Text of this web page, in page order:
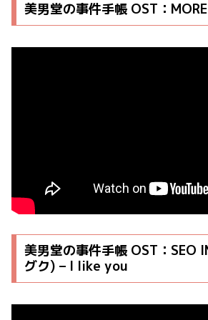
美男堂の事件手帳 OST：
美男堂の事件手帳 OST：SEO
グク) – I like you